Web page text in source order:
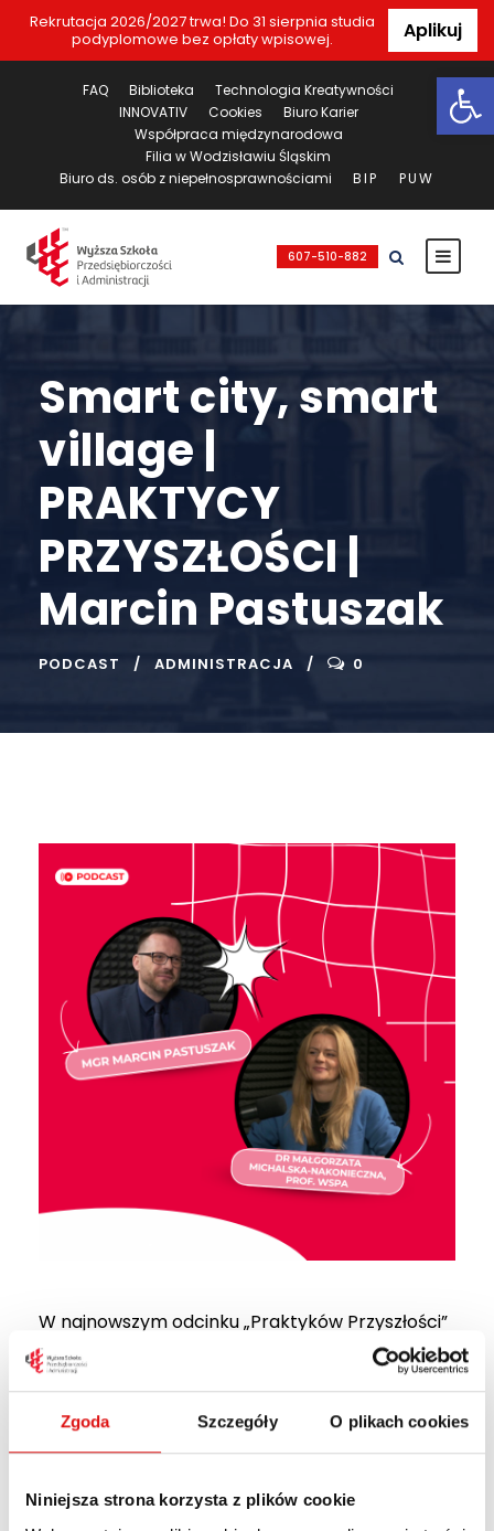
Zgoda Szczegóły O plikach cookies
Niniejsza strona korzysta z plików cookie
Rekrutacja 2026/2027 trwa! Do 31 sierpnia studia
podyplomowe bez opłaty wpisowej.
Aplikuj
FAQ Biblioteka
Technologia Kreatywności
INNOVATIV
Cookies
Biuro Karier
Współpraca międzynarodowa
Filia w Wodzisławiu Śląskim
Biuro ds. osób z niepełnosprawnościami
BIP PUW
607-510-882
Smart city, smart
village |
PRAKTYCY
PRZYSZŁOŚCI |
Marcin Pastuszak
PODCAST ADMINISTRACJA 0
W najnowszym odcinku „Praktyków Przyszłości”
dr Małgorzata Michalska-Nakonieczna, prof.
WSPA rozmawia z mgr. Marcinem
Pastuszakiem, Zastępcą Wójta Gminy Jabłonna
i dziekanem kierunku
Administracja
W trakcie rozmowy przyjrzymy się, jak